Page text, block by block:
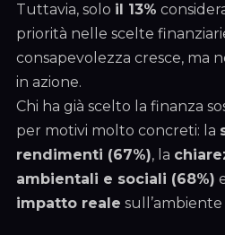
Tuttavia, solo il 13%
priorità nelle scelte
consapevolezza cresce, ma
in azione.
Chi ha già scelto la finanza
per motivi molto concreti: la
rendimenti (67%), la
ambientali e sociali (68%)
impatto reale sull’ambiente